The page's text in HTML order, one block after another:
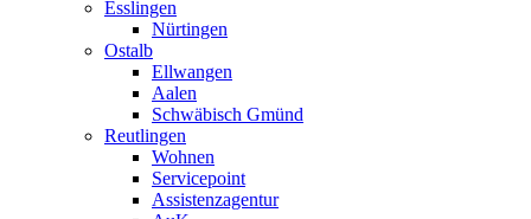
Esslingen
Nürtingen
Ostalb
Ellwangen
Aalen
Schwäbisch Gmünd
Reutlingen
Wohnen
Servicepoint
Assistenzagentur